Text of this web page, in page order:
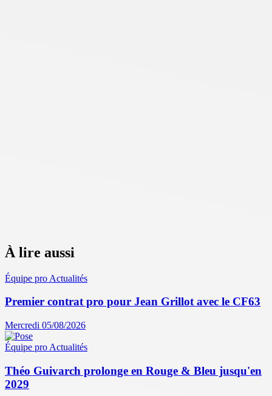
À lire aussi
Équipe pro Actualités
Premier contrat pro pour Jean Grillot avec le CF63
Mercredi 05/08/2026
Équipe pro Actualités
Théo Guivarch prolonge en Rouge & Bleu jusqu'en
2029